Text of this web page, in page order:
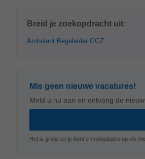
Breid je zoekopdracht uit:
Ambulant Begeleider GGZ
Mis geen nieuwe vacatures!
Meld u nu aan en ontvang de
Het is gratis en je kunt e-mailupdates op elk